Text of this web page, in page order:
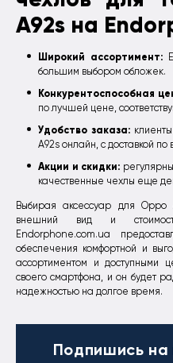
A92s на
Широкий ассортимент:
большим выбором обложек.
Конкурентоспособная
по лучшей цене,
Удобство заказа:клиенты
A92s онлайн, с доставкой по
Акции и скидки:
качественные чехлы еще
Выбирая аксессуар для Oppo
внешний вид и
Endorphone.com.ua
обеспечения комфортной и
ассортиментом и доступными
своего смартфона, и он будет
надежностью на долгое время.
Подпишись на